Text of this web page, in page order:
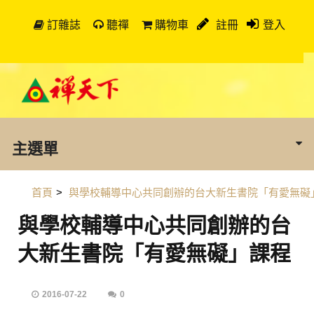
訂雜誌 聽禪 購物車 註冊 登入
主選單
首頁 > 與學校輔導中心共同創辦的台大新生書院「有愛無礙
與學校輔導中心共同創辦的台
大新生書院「有愛無礙」課程
2016-07-22 0